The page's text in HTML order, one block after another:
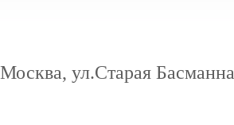
ул.Старая